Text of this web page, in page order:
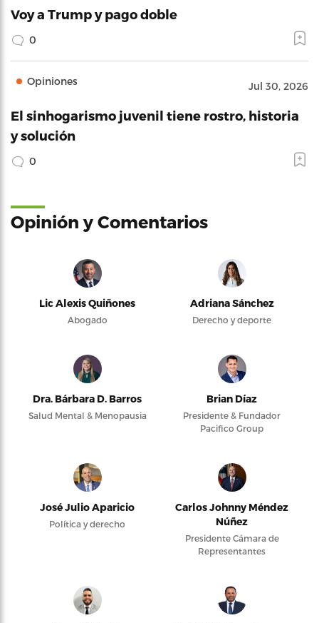
Voy a Trump y pago doble
0
Opiniones Jul 30, 2026
El sinhogarismo juvenil tiene rostro, historia
y solución
0
Opinión y Comentarios
Lic Alexis Quiñones
Abogado
Adriana Sánchez
Derecho y deporte
Dra. Bárbara D. Barros
Salud Mental & Menopausia
Brian Díaz
Presidente & Fundador
Pacifico Group
José Julio Aparicio
Política y derecho
Carlos Johnny Méndez
Núñez
Presidente Cámara de
Representantes